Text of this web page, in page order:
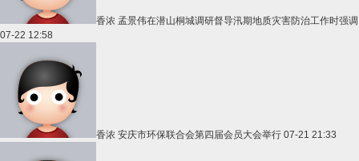
香浓 孟景伟在潜山桐城调研督导汛期地质灾害防治工作时强调
07-22 12:58
香浓 安庆市环保联合会第四届会员大会举行 07-21 21:33